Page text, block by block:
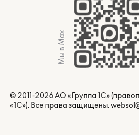
Мы в Max
© 2011-2026 АО «Группа 1С»
«1С»). Все права защищены.